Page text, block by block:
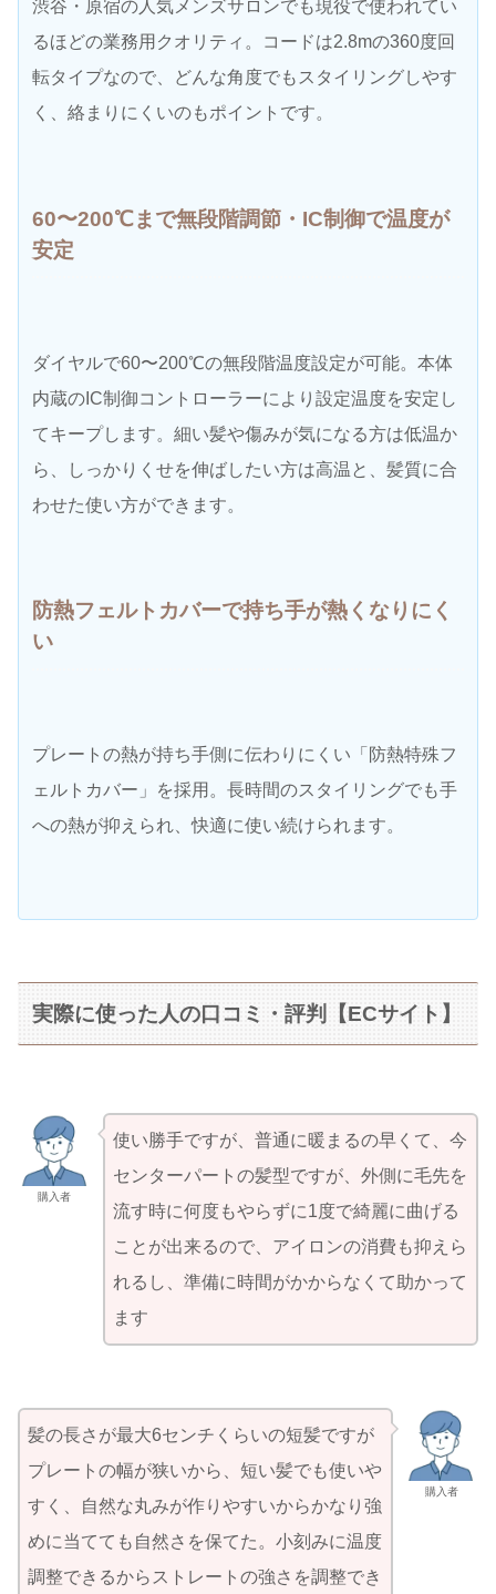
渋谷・原宿の人気メンズサロンでも現役で使われてい
るほどの業務用クオリティ。コードは2.8mの360度回
転タイプなので、どんな角度でもスタイリングしやす
く、絡まりにくいのもポイントです。
60〜200℃まで無段階調節・IC制御で温度が
安定
ダイヤルで60〜200℃の無段階温度設定が可能。本体
内蔵のIC制御コントローラーにより設定温度を安定し
てキープします。細い髪や傷みが気になる方は低温か
ら、しっかりくせを伸ばしたい方は高温と、髪質に合
わせた使い方ができます。
防熱フェルトカバーで持ち手が熱くなりにく
い
プレートの熱が持ち手側に伝わりにくい「防熱特殊フ
ェルトカバー」を採用。長時間のスタイリングでも手
への熱が抑えられ、快適に使い続けられます。
実際に使った人の口コミ・評判【ECサイト】
購入者
使い勝手ですが、普通に暖まるの早くて、今
センターパートの髪型ですが、外側に毛先を
流す時に何度もやらずに1度で綺麗に曲げる
ことが出来るので、アイロンの消費も抑えら
れるし、準備に時間がかからなくて助かって
ます
購入者
髪の長さが最大6センチくらいの短髪ですが
プレートの幅が狭いから、短い髪でも使いや
すく、自然な丸みが作りやすいからかなり強
めに当てても自然さを保てた。小刻みに温度
調整できるからストレートの強さを調整でき